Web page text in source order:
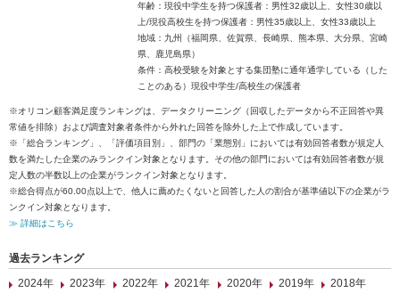
年齢：現役中学生を持つ保護者：男性32歳以上、女性30歳以
上/現役高校生を持つ保護者：男性35歳以上、女性33歳以上
地域：九州（福岡県、佐賀県、長崎県、熊本県、大分県、宮崎
県、鹿児島県）
条件：高校受験を対象とする集団塾に通年通学している（した
ことのある）現役中学生/高校生の保護者
※オリコン顧客満足度ランキングは、データクリーニング（回収したデータから不正回答や異
常値を排除）および調査対象者条件から外れた回答を除外した上で作成しています。
※「総合ランキング」、「評価項目別」、部門の「業態別」においては有効回答者数が規定人
数を満たした企業のみランクイン対象となります。その他の部門においては有効回答者数が規
定人数の半数以上の企業がランクイン対象となります。
※総合得点が60.00点以上で、他人に薦めたくないと回答した人の割合が基準値以下の企業がラ
ンクイン対象となります。
≫ 詳細はこちら
過去ランキング
2024年
2023年 2022年 2021年 2020年 2019年
2018年